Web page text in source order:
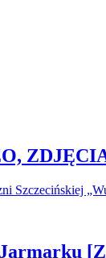
Szczecińskiej
Jarmarku